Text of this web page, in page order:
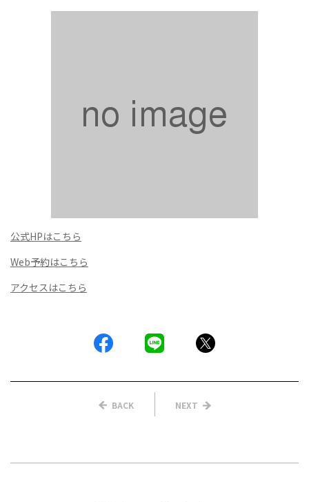
公式HPはこちら
Web予約はこちら
アクセスはこちら
BACK NEXT